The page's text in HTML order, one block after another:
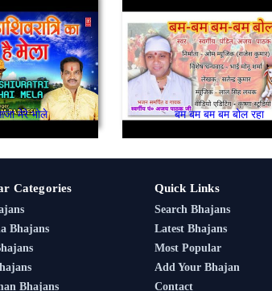
मेरे भोले बम बम बम बम बोल रहा
Categories
Bhajans
Bhajans
Quick Links
Search Bhajans
Latest Bhajans
Most Popular
Add Your Bhajan
Contact